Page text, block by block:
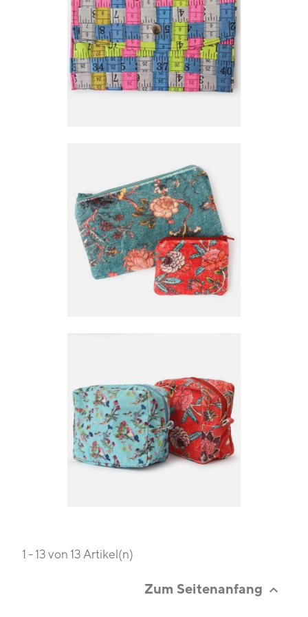
1 - 13 von 13 Artikel(n)
Zum Seitenanfang 